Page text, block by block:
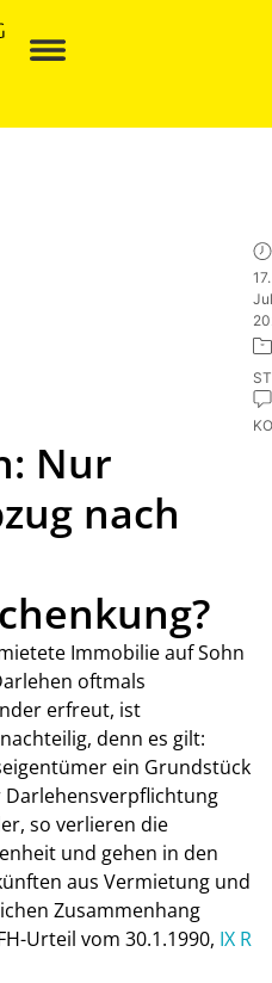
17.
Nur
nach
Immobilie auf Sohn
oftmals
erfreut, ist
denn es gilt:
ein Grundstück
so verlieren die
und gehen in den
aus Vermietung und
Zusammenhang
Urteil vom 30.1.1990, IX R